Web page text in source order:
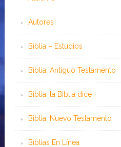
Autores
Biblia – Estudios
Biblia: Antiguo Testamento
Biblia: la Biblia dice
Biblia: Nuevo Testamento
Bíblias En Línea